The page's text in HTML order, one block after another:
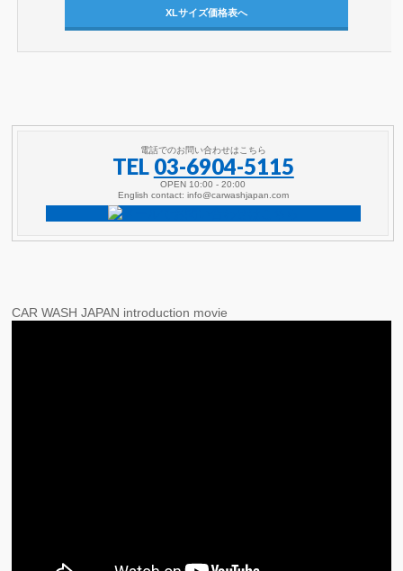
XLサイズ価格表へ
電話でのお問い合わせはこちら
TEL 03-6904-5115
OPEN 10:00 - 20:00
English contact: info@carwashjapan.com
CAR WASH JAPAN introduction movie